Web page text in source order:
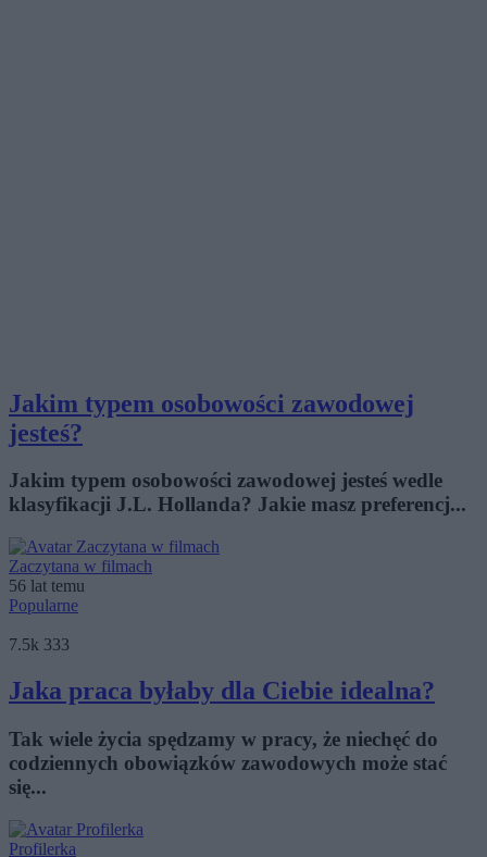
Jakim typem osobowości zawodowej
jesteś?
Jakim typem osobowości zawodowej jesteś wedle
klasyfikacji J.L. Hollanda? Jakie masz preferencj...
Zaczytana w filmach
56 lat temu
Popularne
7.5k 333
Jaka praca byłaby dla Ciebie idealna?
Tak wiele życia spędzamy w pracy, że niechęć do
codziennych obowiązków zawodowych może stać
się...
Profilerka